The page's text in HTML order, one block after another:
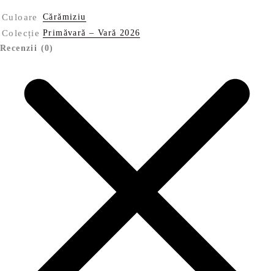
Culoare Cărămiziu
Colecție Primăvară – Vară 2026
Recenzii (0)